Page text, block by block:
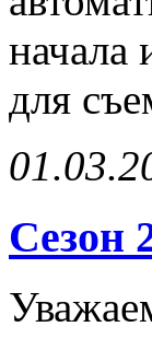
начала
для
Сезон